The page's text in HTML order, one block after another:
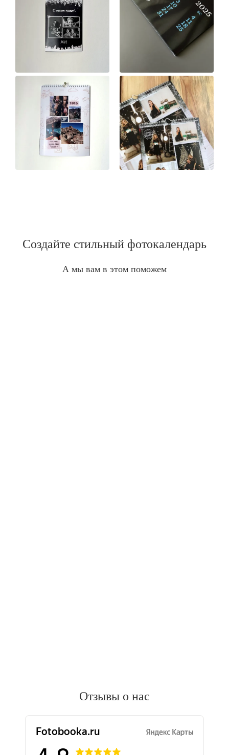
Создайте стильный фотокалендарь
А мы вам в этом поможем
Отзывы о нас